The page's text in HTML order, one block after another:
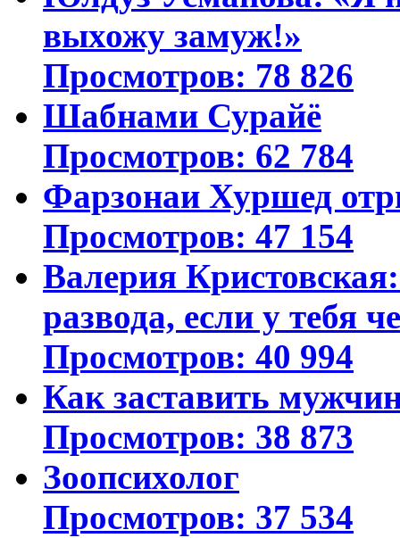
выхожу замуж!»
Просмотров: 78 826
Шабнами Сурайё
Просмотров: 62 784
Фарзонаи Хуршед
Просмотров: 47 154
Валерия
развода, если у тебя
Просмотров: 40 994
Как заставить
Просмотров: 38 873
Зоопсихолог
Просмотров: 37 534